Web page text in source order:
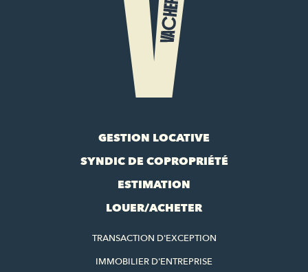
GESTION LOCATIVE
SYNDIC DE COPROPRIÉTÉ
ESTIMATION
LOUER/ACHETER
TRANSACTION D'EXCEPTION
IMMOBILIER D'ENTREPRISE